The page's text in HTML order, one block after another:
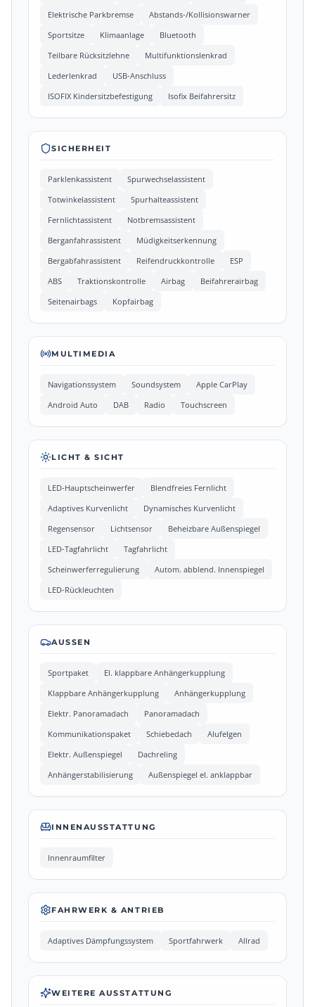
Elektrische Parkbremse
Abstands-/Kollisionswarner
Sportsitze
Klimaanlage
Bluetooth
Teilbare Rücksitzlehne
Multifunktionslenkrad
Lederlenkrad
USB-Anschluss
ISOFIX Kindersitzbefestigung
Isofix Beifahrersitz
SICHERHEIT
Parklenkassistent
Spurwechselassistent
Totwinkelassistent
Spurhalteassistent
Fernlichtassistent
Notbremsassistent
Berganfahrassistent
Müdigkeitserkennung
Bergabfahrassistent
Reifendruckkontrolle
ESP
ABS
Traktionskontrolle Airbag
Beifahrerairbag
Seitenairbags
Kopfairbag
MULTIMEDIA
Navigationssystem Soundsystem
Apple CarPlay
Android Auto
DAB Radio Touchscreen
LICHT & SICHT
LED-Hauptscheinwerfer
Blendfreies Fernlicht
Adaptives Kurvenlicht
Dynamisches Kurvenlicht
Regensensor
Lichtsensor
Beheizbare Außenspiegel
LED-Tagfahrlicht
Tagfahrlicht
Scheinwerferregulierung
Autom. abblend. Innenspiegel
LED-Rückleuchten
AUSSEN
Sportpaket
El. klappbare Anhängerkupplung
Klappbare Anhängerkupplung
Anhängerkupplung
Elektr. Panoramadach
Panoramadach
Kommunikationspaket
Schiebedach
Alufelgen
Elektr. Außenspiegel
Dachreling
Anhängerstabilisierung
Außenspiegel el. anklappbar
INNENAUSSTATTUNG
Innenraumfilter
FAHRWERK & ANTRIEB
Adaptives Dämpfungssystem Sportfahrwerk Allrad
WEITERE AUSSTATTUNG